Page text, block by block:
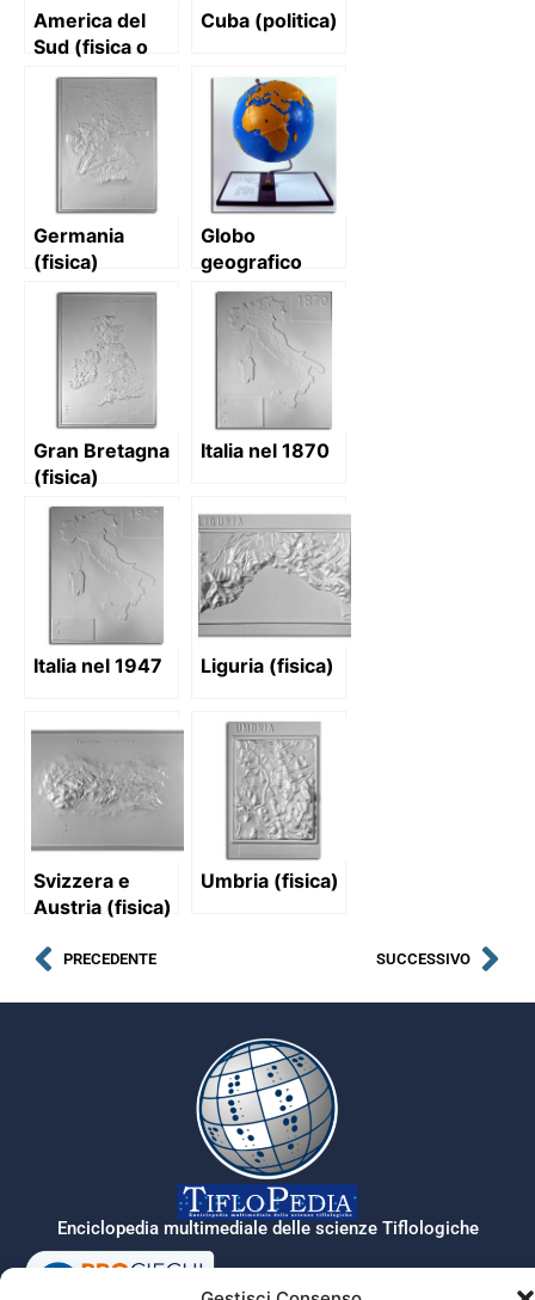
America del
Sud (fisica o
politica)
Cuba (politica)
Germania
(fisica)
Globo
geografico
Gran Bretagna
(fisica)
Italia nel 1870
Italia nel 1947 Liguria (fisica)
Svizzera e
Austria (fisica)
Umbria (fisica)
PRECEDENTE SUCCESSIVO
Enciclopedia multimediale delle scienze Tiflologiche